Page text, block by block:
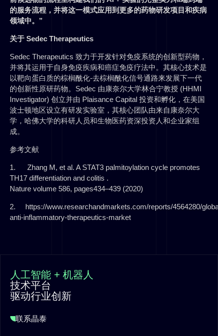
的服务流程，并将这一模式应用到更多的药物研发项目和疾病
领域中。”
关于 Sedec Therapeutics
Sedec Therapeutics 致力于开发针对免疫系统的创新型药物，
并将其运用于自身免疫疾病和癌症免疫疗法中。其核心技术是
以靶向蛋白质的棕榈酰化-去棕榈酰化信号通路来发展下一代
的创新性原研药物。Sedec 由康奈尔大学林合宁教授 (HHMI
Investigator) 创立并由 Plaisance Capital 投资和孵化，在美国
波士顿地区设立有研发实验室，其核心团队由来自康奈尔大
学，哈佛大学的科研人员和生物医药资深投资人和企业家组
成。
参考文献
1. Zhang M, et al. A STAT3 palmitoylation cycle promotes
TH17 differentiation and colitis .
Nature volume 586, pages434–439 (2020)
2. https://www.researchandmarkets.com/reports/4564280/
anti-inflammatory-therapeutics-market
人工智能 + 机器人
技术平台
驱动行业创新
联系晶泰